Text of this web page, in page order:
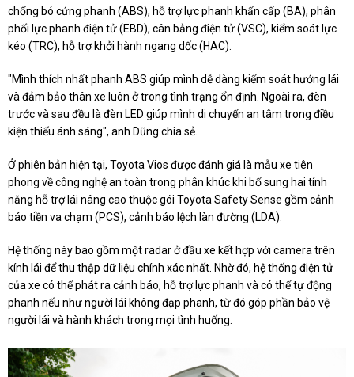
chống bó cứng phanh (ABS), hỗ trợ lực phanh khẩn cấp (BA), phân
phối lực phanh điện tử (EBD), cân bằng điện tử (VSC), kiểm soát lực
kéo (TRC), hỗ trợ khởi hành ngang dốc (HAC).
"Mình thích nhất phanh ABS giúp mình dễ dàng kiểm soát hướng lái
và đảm bảo thân xe luôn ở trong tình trạng ổn định. Ngoài ra, đèn
trước và sau đều là đèn LED giúp mình di chuyển an tâm trong điều
kiện thiếu ánh sáng", anh Dũng chia sẻ.
Ở phiên bản hiện tại, Toyota Vios được đánh giá là mẫu xe tiên
phong về công nghệ an toàn trong phân khúc khi bổ sung hai tính
năng hỗ trợ lái nâng cao thuộc gói Toyota Safety Sense gồm cảnh
báo tiền va chạm (PCS), cảnh báo lệch làn đường (LDA).
Hệ thống này bao gồm một radar ở đầu xe kết hợp với camera trên
kính lái để thu thập dữ liệu chính xác nhất. Nhờ đó, hệ thống điện tử
của xe có thể phát ra cảnh báo, hỗ trợ lực phanh và có thể tự động
phanh nếu như người lái không đạp phanh, từ đó góp phần bảo vệ
người lái và hành khách trong mọi tình huống.